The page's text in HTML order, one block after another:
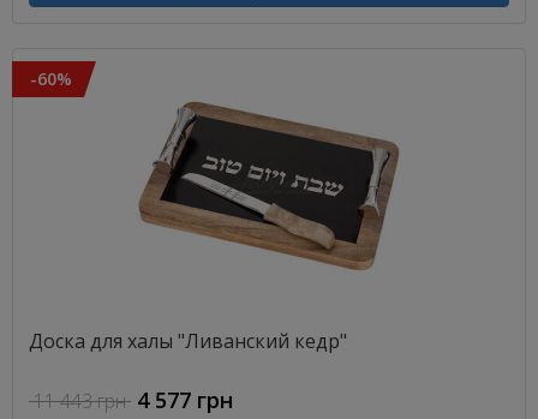
-60%
Доска для халы "Ливанский кедр"
11 443 грн 4 577 грн